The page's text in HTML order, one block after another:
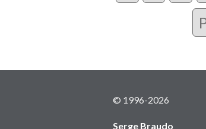
© 1996-2026
Serge Braudo